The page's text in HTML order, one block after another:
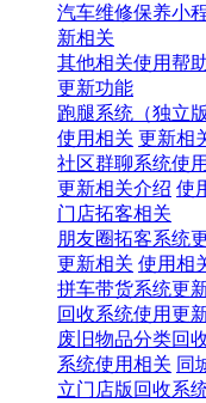
汽车维修保养小
新相关
其他相关使用帮
更新功能
跑腿系统（独立
使用相关 更新相
社区群聊系统使
更新相关介绍 使
门店拓客相关
朋友圈拓客系统
更新相关 使用相
拼车带货系统更
回收系统使用更
废旧物品分类回
系统使用相关 同
立门店版回收系